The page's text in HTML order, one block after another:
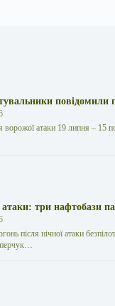
повідомили
ворожої атаки 19 липня – 15
три нафтобази
після нічної атаки